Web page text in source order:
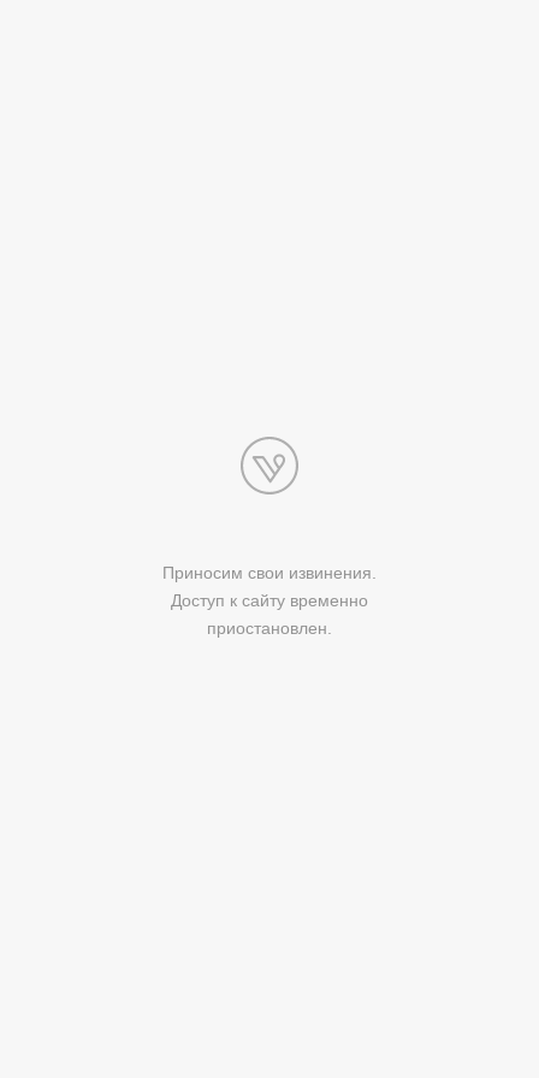
Приносим свои извинения.
Доступ к сайту временно
приостановлен.